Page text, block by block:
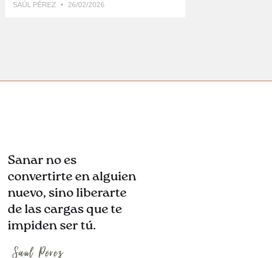
SAÚL PÉREZ 26/02/2026
Sanar no es
convertirte en alguien
nuevo, sino liberarte
de las cargas que te
impiden ser tú.